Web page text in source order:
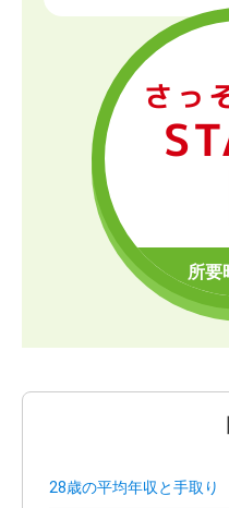
さっ
28歳の平均年収と手取り